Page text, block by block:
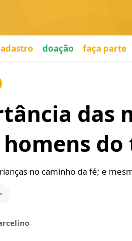
doação faça parte
das
do
no caminho da fé; e